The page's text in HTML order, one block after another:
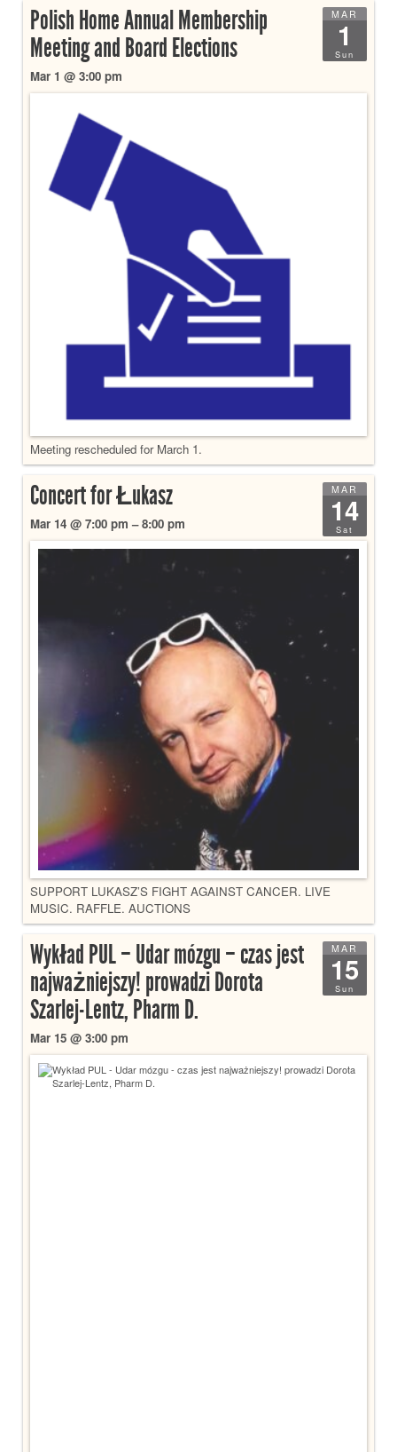
MAR
1
Sun
Polish Home Annual Membership
Meeting and Board Elections
Mar 1 @ 3:00 pm
Meeting rescheduled for March 1.
MAR
14
Sat
Concert for Łukasz
Mar 14 @ 7:00 pm – 8:00 pm
SUPPORT LUKASZ’S FIGHT AGAINST CANCER. LIVE
MUSIC. RAFFLE. AUCTIONS
MAR
15
Sun
Wykład PUL – Udar mózgu – czas jest
najważniejszy! prowadzi Dorota
Szarlej-Lentz, Pharm D.
Mar 15 @ 3:00 pm